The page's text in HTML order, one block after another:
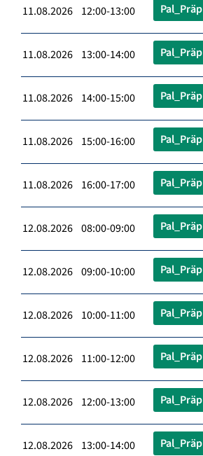
11.08.2026 12:00-13:00 Pal_Präp
11.08.2026 13:00-14:00 Pal_Präp
11.08.2026 14:00-15:00 Pal_Präp
11.08.2026 15:00-16:00 Pal_Präp
11.08.2026 16:00-17:00 Pal_Präp
12.08.2026 08:00-09:00 Pal_Präp
12.08.2026 09:00-10:00 Pal_Präp
12.08.2026 10:00-11:00 Pal_Präp
12.08.2026 11:00-12:00 Pal_Präp
12.08.2026 12:00-13:00 Pal_Präp
12.08.2026 13:00-14:00 Pal_Präp